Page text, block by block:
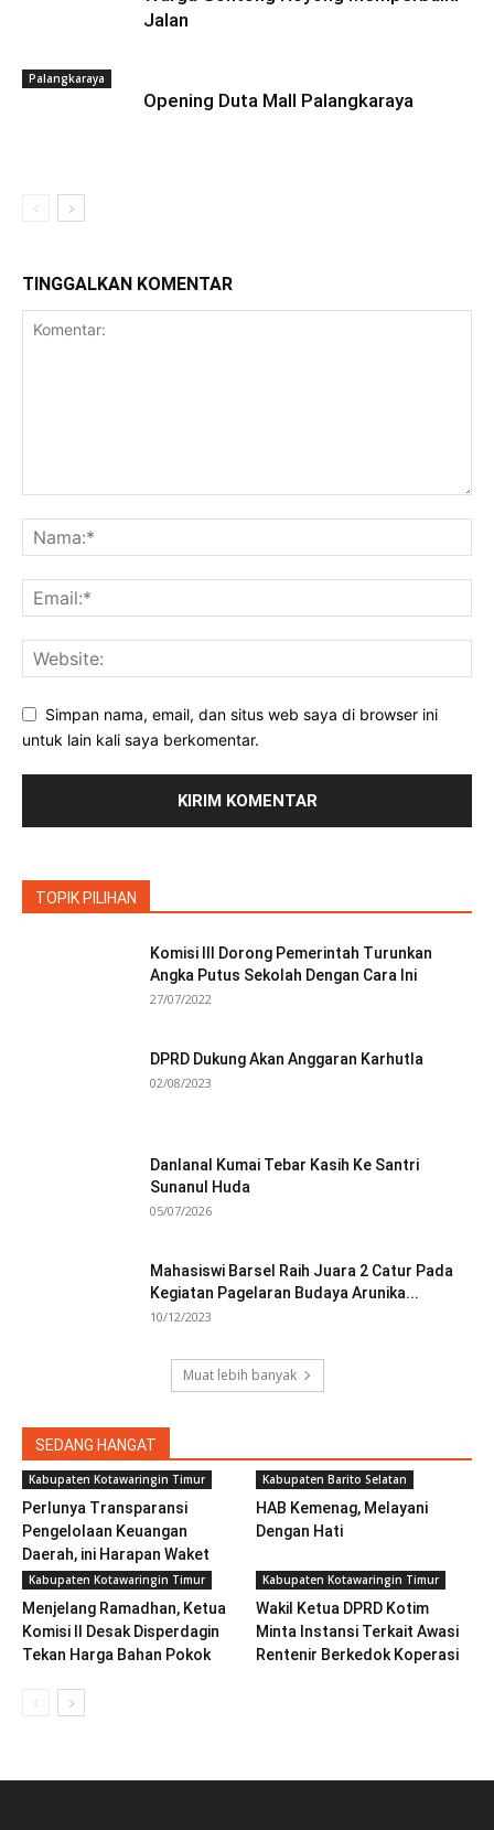
Jalan
Palangkaraya
Opening Duta Mall Palangkaraya
TINGGALKAN KOMENTAR
Simpan nama, email, dan situs web saya di browser ini
untuk lain kali saya berkomentar.
TOPIK PILIHAN
Komisi III Dorong Pemerintah Turunkan
Angka Putus Sekolah Dengan Cara Ini
27/07/2022
DPRD Dukung Akan Anggaran Karhutla
02/08/2023
Danlanal Kumai Tebar Kasih Ke Santri
Sunanul Huda
05/07/2026
Mahasiswi Barsel Raih Juara 2 Catur Pada
Kegiatan Pagelaran Budaya Arunika...
10/12/2023
Muat lebih banyak
SEDANG HANGAT
Kabupaten Kotawaringin Timur
Perlunya Transparansi
Pengelolaan Keuangan
Daerah, ini Harapan Waket
DPRD Kotim…!!!
Kabupaten Barito Selatan
HAB Kemenag, Melayani
Dengan Hati
Kabupaten Kotawaringin Timur
Menjelang Ramadhan, Ketua
Komisi II Desak Disperdagin
Tekan Harga Bahan Pokok
Kabupaten Kotawaringin Timur
Wakil Ketua DPRD Kotim
Minta Instansi Terkait Awasi
Rentenir Berkedok Koperasi